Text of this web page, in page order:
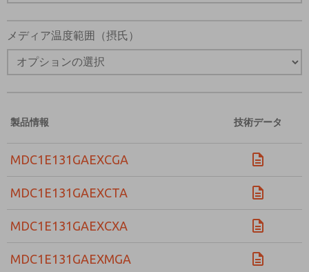
メディア温度範囲（摂氏）
製品情報 技術データ
MDC1E131GAEXCGA
MDC1E131GAEXCTA
MDC1E131GAEXCXA
MDC1E131GAEXMGA